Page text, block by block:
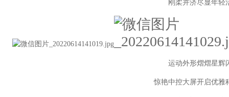
刚柔并济尽显年轻
运动外形熠熠星辉
惊艳中控大屏开启优雅